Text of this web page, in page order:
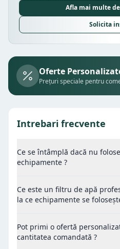
Afla mai multe
Solicita
Oferte
Prețuri speciale pentru
Intrebari frecvente
Ce se întâmplă dacă nu
echipamente ?
Ce este un filtru de apă
la ce echipamente se
Pot primi o ofertă
cantitatea comandată ?